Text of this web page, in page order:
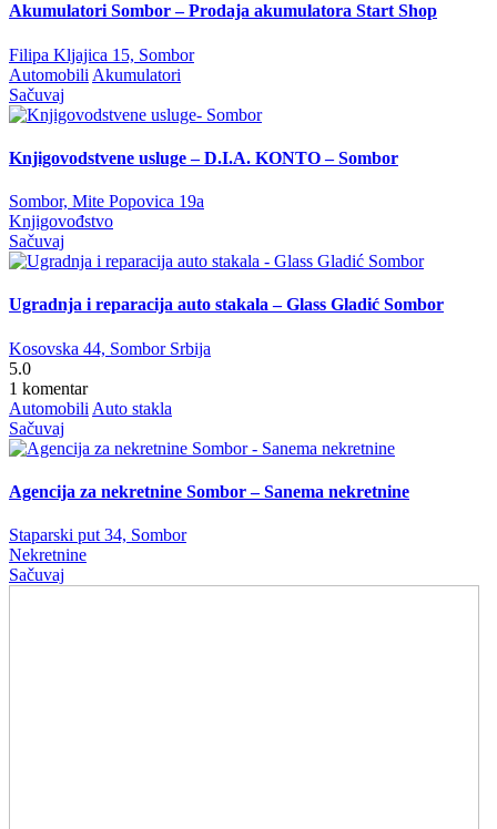
Akumulatori Sombor – Prodaja akumulatora Start Shop
Filipa Kljajica 15, Sombor
Automobili Akumulatori
Sačuvaj
Knjigovodstvene usluge – D.I.A. KONTO – Sombor
Sombor, Mite Popovica 19a
Knjigovođstvo
Sačuvaj
Ugradnja i reparacija auto stakala – Glass Gladić Sombor
Kosovska 44, Sombor Srbija
5.0
1 komentar
Automobili Auto stakla
Sačuvaj
Agencija za nekretnine Sombor – Sanema nekretnine
Staparski put 34, Sombor
Nekretnine
Sačuvaj